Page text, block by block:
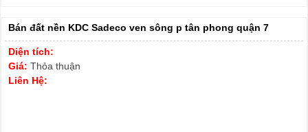
Bán đất nền KDC Sadeco ven sông p tân phong quận 7
Diện tích:
Giá: Thỏa thuận
Liên Hệ: